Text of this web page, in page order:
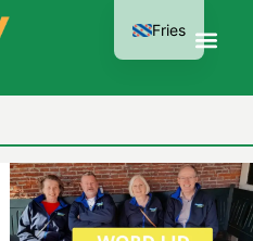
LID WORDEN
€15 PER JAAR
Fries